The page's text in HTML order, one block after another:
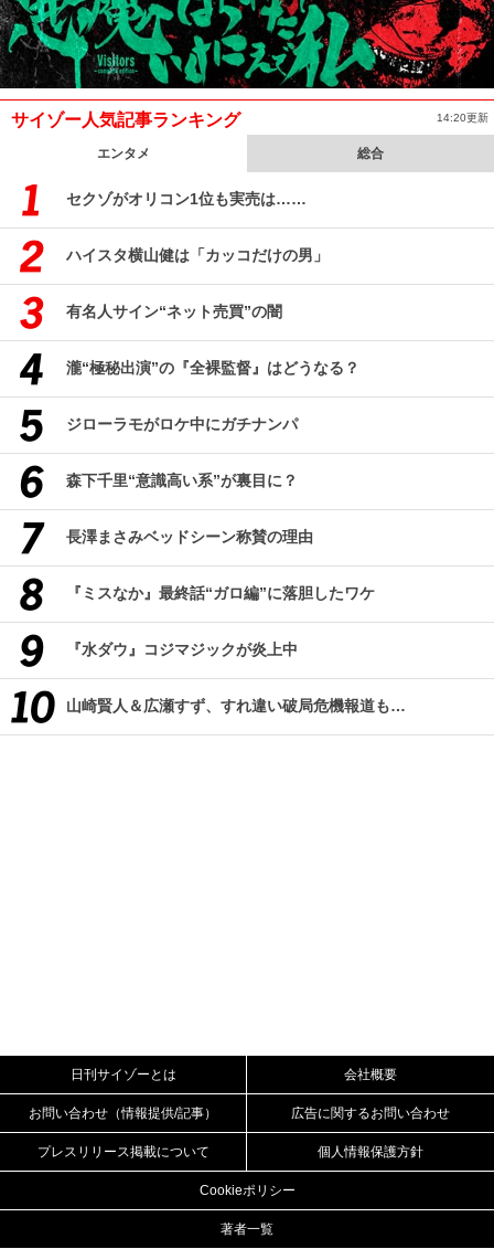
サイゾー人気記事ランキング 14:20更新
エンタメ 総合
セクゾがオリコン1位も実売は……
ハイスタ横山健は「カッコだけの男」
有名人サイン“ネット売買”の闇
瀧“極秘出演”の『全裸監督』はどうなる？
ジローラモがロケ中にガチナンパ
森下千里“意識高い系”が裏目に？
長澤まさみベッドシーン称賛の理由
『ミスなか』最終話“ガロ編”に落胆したワケ
『水ダウ』コジマジックが炎上中
山崎賢人＆広瀬すず、すれ違い破局危機報道も…
日刊サイゾーとは 会社概要
お問い合わせ（情報提供/記事） 広告に関するお問い合わせ
プレスリリース掲載について 個人情報保護方針
Cookieポリシー
著者一覧